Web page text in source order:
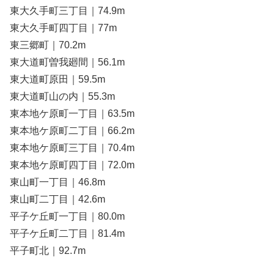
東大久手町三丁目｜74.9m
東大久手町四丁目｜77m
東三郷町｜70.2m
東大道町曽我廻間｜56.1m
東大道町原田｜59.5m
東大道町山の内｜55.3m
東本地ケ原町一丁目｜63.5m
東本地ケ原町二丁目｜66.2m
東本地ケ原町三丁目｜70.4m
東本地ケ原町四丁目｜72.0m
東山町一丁目｜46.8m
東山町二丁目｜42.6m
平子ケ丘町一丁目｜80.0m
平子ケ丘町二丁目｜81.4m
平子町北｜92.7m